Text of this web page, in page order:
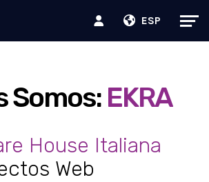
ESP
Somos: EKRA
House Italiana
Web